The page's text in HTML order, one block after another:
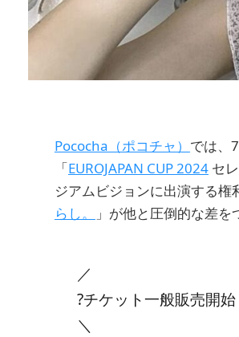
Pococha（ポコチャ） では、
「EUROJAPAN CUP 2024セ
ジアムビジョンに出演する
らし。
」が他と圧倒的な差を
／
?チケット一般販売開始
＼